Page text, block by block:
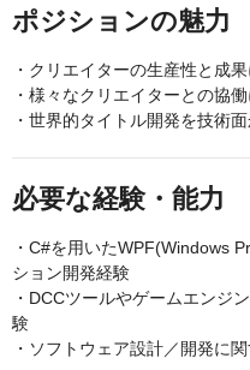
ポジションの魅力
・クリエイターの生産性と成
・様々なクリエイターとの協
・世界的タイトル開発を技術
必要な経験・能力
・C#を用いたWPF(Windows
ション開発経験
・DCCツールやゲームエンジ
験
・ソフトウェア設計／開発に